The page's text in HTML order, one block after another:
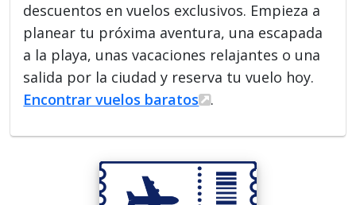
descuentos en vuelos exclusivos. Empieza a
planear tu próxima aventura, una escapada
a la playa, unas vacaciones relajantes o una
salida por la ciudad y reserva tu vuelo hoy.
Encontrar vuelos baratos
.